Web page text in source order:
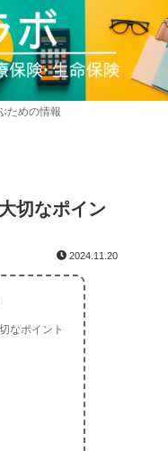
ための情報
切なポイン
2024.11.20
なポイント